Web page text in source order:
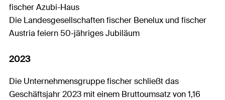
fischer Azubi-Haus
Die Landesgesellschaften fischer Benelux und fischer
Austria feiern 50-jähriges Jubiläum
2023
Die Unternehmensgruppe fischer schließt das
Geschäftsjahr 2023 mit einem Bruttoumsatz von 1,16